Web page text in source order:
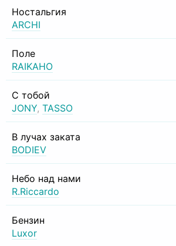
Ностальгия
ARCHI
Поле
RAIKAHO
С тобой
JONY, TASSO
В лучах заката
BODIEV
Небо над нами
R.Riccardo
Бензин
Luxor